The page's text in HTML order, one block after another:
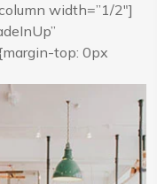
width=”1/2″]
top: 0px